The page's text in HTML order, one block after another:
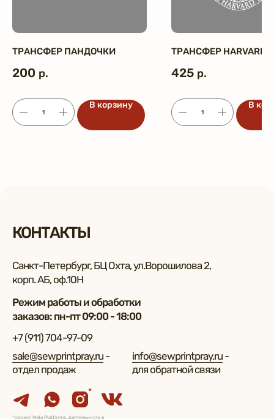
ТРАНСФЕР ПАНДОЧКИ
200 р.
В корзину
ТРАНСФЕР HARVARD
425 р.
В
Санкт-Петербург, БЦ Охта, ул.Ворошилова 2,
корп. АБ, оф.10Н
+7 (911) 704-97-09
sale@sewprintpray.ru -
отдел продаж
Режим работы и обработки
заказов: пн-пт 09:00 - 18:00
КОНТАКТЫ
*проект Meta Platforms, деятельность в
*
info@sewprintpray.ru -
для обратной связи